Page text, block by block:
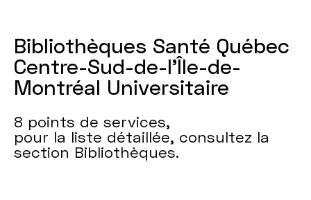
Bibliothèques Santé Québec
Centre-Sud-de-l’Île-de-
Montréal Universitaire
8 points de services,
pour la liste détaillée, consultez la
section Bibliothèques.